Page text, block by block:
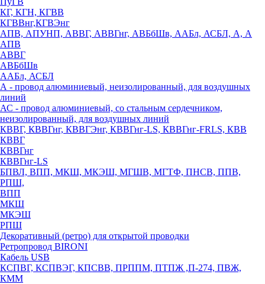
КГ, КГН, КГВВ
КГВВнг,КГВЭнг
АПВ, АПУНП, АВВГ, АВВГнг, АВБбШв, ААБл, АСБЛ, А, А
АПВ
АВВГ
АВБбШв
ААБл, АСБЛ
А - провод алюминиевый, неизолированный, для воздушных
линий
АС - провод алюминиевый, со стальным сердечником,
неизолированный, для воздушных линий
КВВГ, КВВГнг, КВВГЭнг, КВВГнг-LS, КВВГнг-FRLS, КВВ
КВВГ
КВВГнг
КВВГнг-LS
БПВЛ, ВПП, МКШ, МКЭШ, МГШВ, МГТФ, ПНСВ, ППВ,
РПШ,
ВПП
МКШ
МКЭШ
РПШ
Декоративный (ретро) для открытой проводки
Ретропровод BIRONI
Кабель USB
КСПВГ, КСПВЭГ, КПСВВ, ПРППМ, ПТПЖ ,П-274, ПВЖ,
КММ